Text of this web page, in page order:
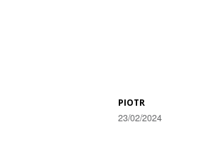
PIOTR
23/02/2024